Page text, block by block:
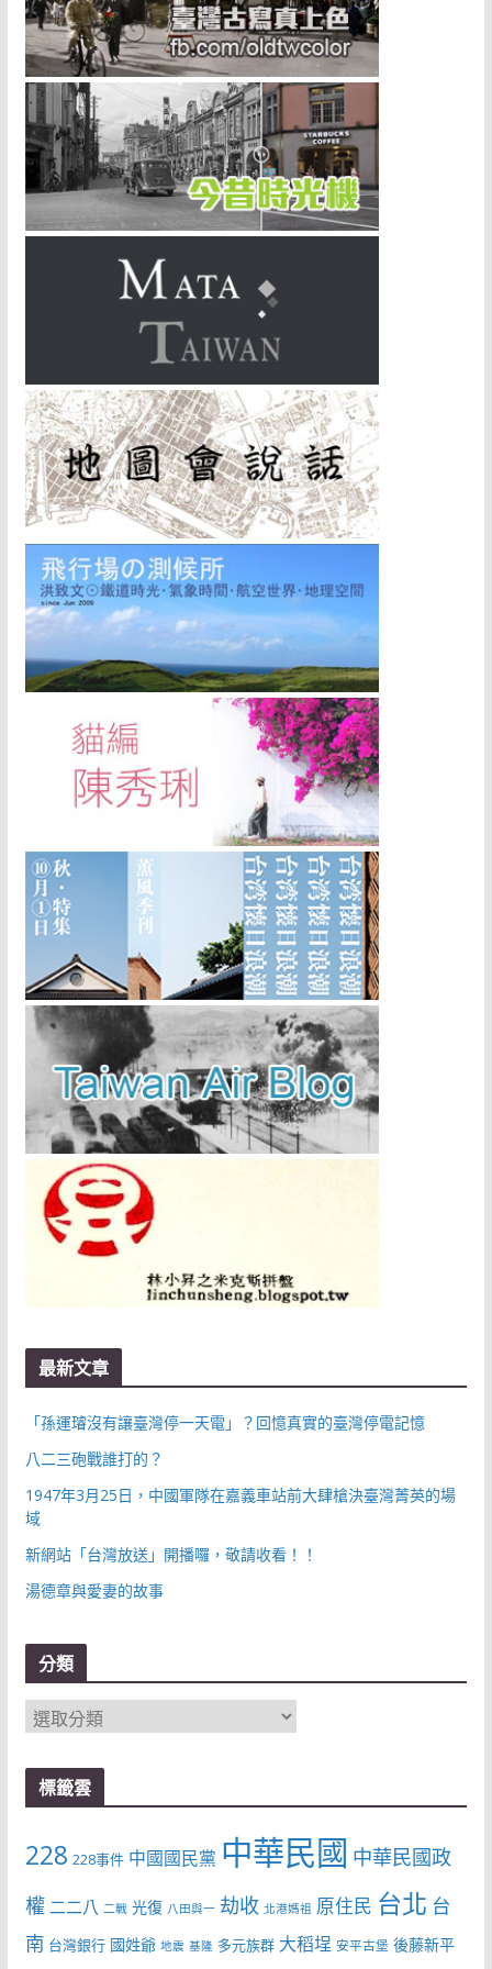
最新文章
「孫運璿沒有讓臺灣停一天電」？回憶真實的臺灣停電記憶
八二三砲戰誰打的？
1947年3月25日，中國軍隊在嘉義車站前大肆槍決臺灣菁英的場
域
新網站「台灣放送」開播囉，敬請收看！！
湯德章與愛妻的故事
分類
分
標籤雲
228 228事件 中國國民黨 中華民國 中華民國政
權 二二八 二戰 光復 八田與一 劫收 北港媽祖 原住民 台北 台
南 台灣銀行 國姓爺 地震 基隆 多元族群 大稻埕 安平古堡 後藤新平